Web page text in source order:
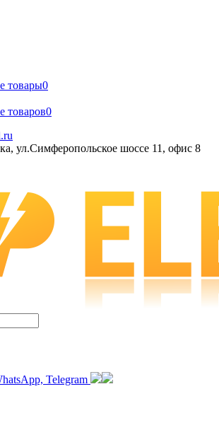
товары0
товаров0
ул.Симферопольское шоссе 11, офис 8
Telegram